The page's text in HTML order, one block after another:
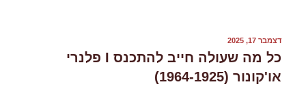
פורסם
דצמבר 17, 2025
כל מה שעולה חייב להתכנס I פלנרי
או'קונור (1964-1925)